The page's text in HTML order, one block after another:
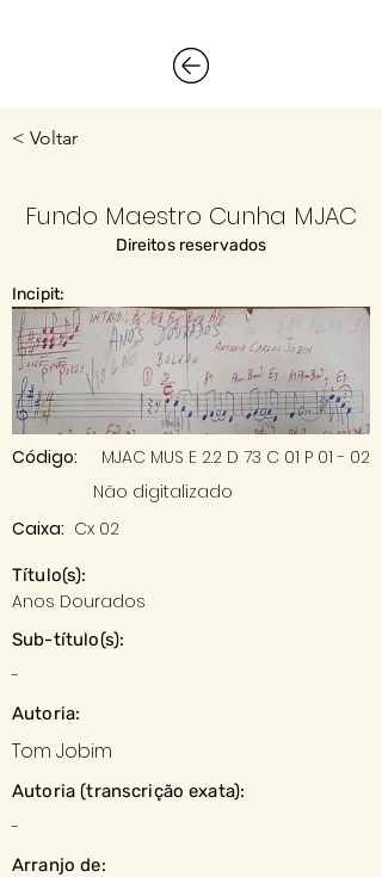
< Voltar
Fundo Maestro Cunha MJAC
Direitos reservados
Incipit:
Código:
MJAC MUS E 2.2 D 73 C 01 P 01 - 02
Não digitalizado
Caixa: Cx 02
Título(s):
Anos Dourados
Sub-título(s):
-
Autoria:
Tom Jobim
Autoria (transcrição exata):
-
Arranjo de: